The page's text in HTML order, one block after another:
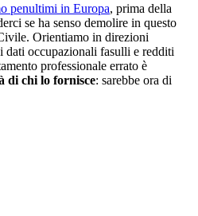
penultimi in Europa, prima della
se ha senso demolire in questo
Orientiamo in direzioni
dati occupazionali fasulli e redditi
professionale errato è
di chi lo fornisce: sarebbe ora di